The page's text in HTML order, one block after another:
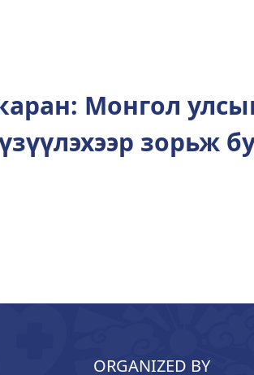
Монгол
зорьж
ORGANIZED BY